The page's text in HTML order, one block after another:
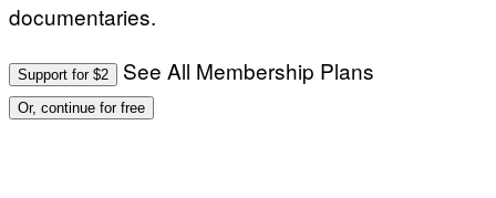
documentaries.
Support for $2 See All Membership Plans
Or, continue for free